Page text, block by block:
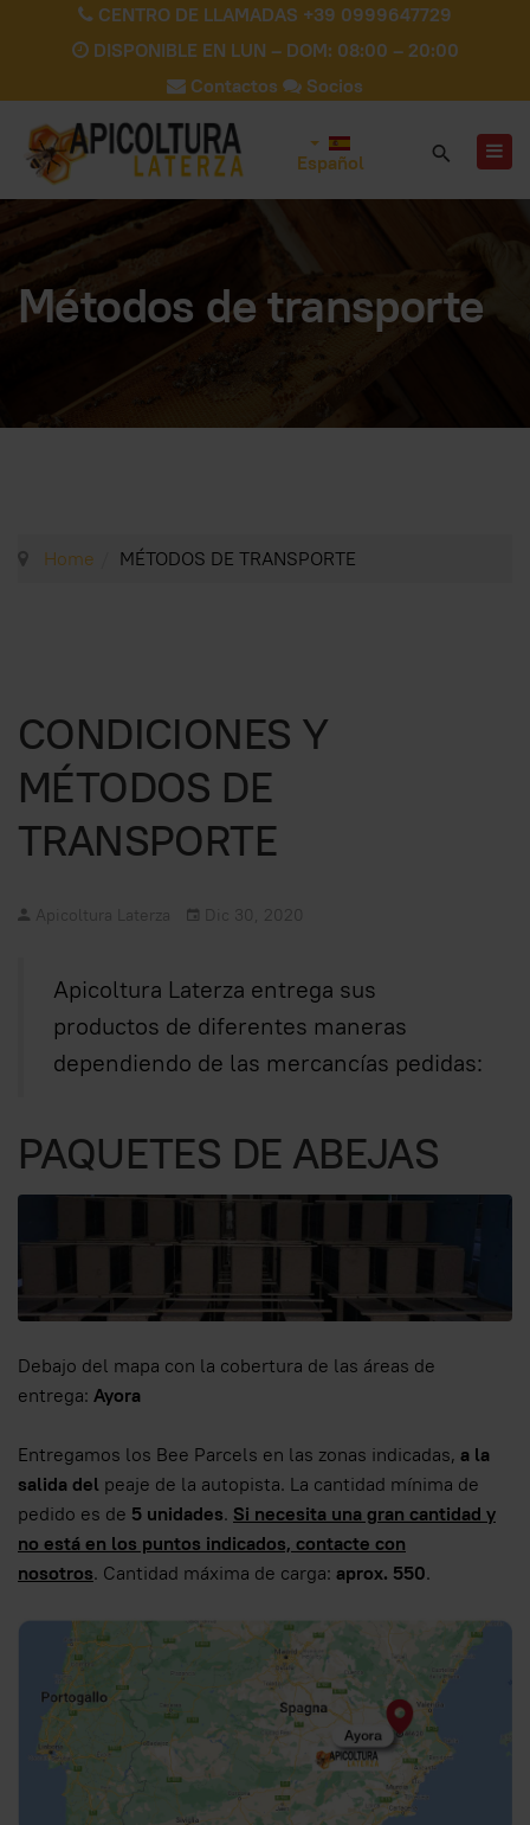
CENTRO DE LLAMADAS +39 0999647729
DISPONIBLE EN LUN – DOM: 08:00 – 20:00
Contactos
Socios
Español
Métodos de transporte
Home MÉTODOS DE TRANSPORTE
CONDICIONES Y
MÉTODOS DE
TRANSPORTE
Apicoltura Laterza Dic 30, 2020
Apicoltura Laterza entrega sus
productos de diferentes maneras
dependiendo de las mercancías pedidas:
PAQUETES DE ABEJAS
Debajo del mapa con la cobertura de las áreas de
entrega: Ayora
Entregamos los Bee Parcels en las zonas indicadas, a la
salida del peaje de la autopista. La cantidad mínima de
pedido es de 5 unidades. Si necesita una gran cantidad y
no está en los puntos indicados, contacte con
nosotros. Cantidad máxima de carga: aprox. 550.